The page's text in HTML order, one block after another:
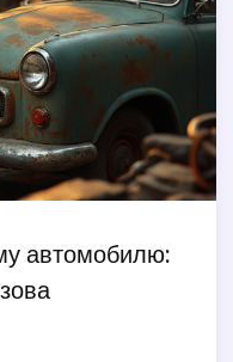
сюда.
автомобилю: